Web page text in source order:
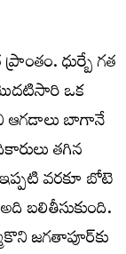
ధుర్బే గత
ఒక
ఆగడాలు బాగానే
తగిన
వరకూ బోటె
బలితీసుకుంది.
జగతాపూర్‌కు